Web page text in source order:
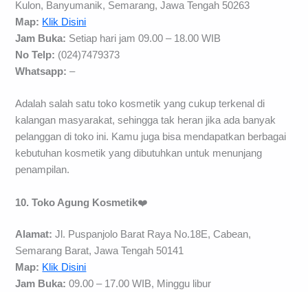
Kulon, Banyumanik, Semarang, Jawa Tengah 50263
Map: Klik Disini
Jam Buka: Setiap hari jam 09.00 – 18.00 WIB
No Telp: (024)7479373
Whatsapp: –
Adalah salah satu toko kosmetik yang cukup terkenal di
kalangan masyarakat, sehingga tak heran jika ada banyak
pelanggan di toko ini. Kamu juga bisa mendapatkan berbagai
kebutuhan kosmetik yang dibutuhkan untuk menunjang
penampilan.
10. Toko Agung Kosmetik❤️
Alamat: Jl. Puspanjolo Barat Raya No.18E, Cabean,
Semarang Barat, Jawa Tengah 50141
Map: Klik Disini
Jam Buka: 09.00 – 17.00 WIB, Minggu libur